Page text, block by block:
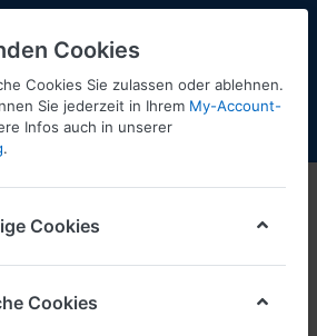
Shopaktualisierung
Cookies
Cookies Sie zulassen oder ablehnen.
Sie jederzeit in Ihrem My-Account-
Infos auch in unserer
.
Cookies
Cookies